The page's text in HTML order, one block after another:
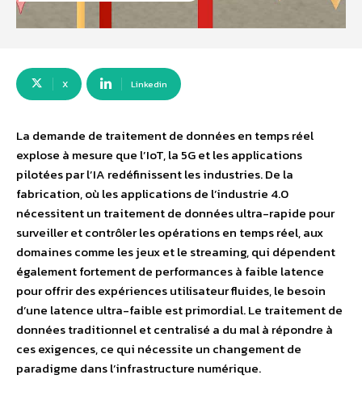
X Linkedin
La demande de traitement de données en temps réel
explose à mesure que l’IoT, la 5G et les applications
pilotées par l’IA redéfinissent les industries. De la
fabrication, où les applications de l’industrie 4.0
nécessitent un traitement de données ultra-rapide pour
surveiller et contrôler les opérations en temps réel, aux
domaines comme les jeux et le streaming, qui dépendent
également fortement de performances à faible latence
pour offrir des expériences utilisateur fluides, le besoin
d’une latence ultra-faible est primordial. Le traitement de
données traditionnel et centralisé a du mal à répondre à
ces exigences, ce qui nécessite un changement de
paradigme dans l’infrastructure numérique.